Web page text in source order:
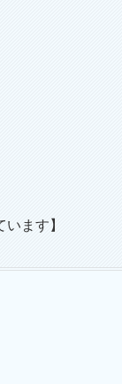
ます】